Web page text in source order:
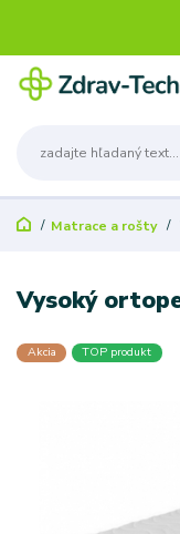
Matrace a rošty
Vysoký
Akcia TOP produkt